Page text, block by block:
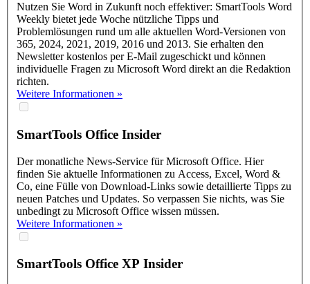
Nutzen Sie Word in Zukunft noch effektiver: SmartTools Word
Weekly bietet jede Woche nützliche Tipps und
Problemlösungen rund um alle aktuellen Word-Versionen von
365, 2024, 2021, 2019, 2016 und 2013. Sie erhalten den
Newsletter kostenlos per E-Mail zugeschickt und können
individuelle Fragen zu Microsoft Word direkt an die Redaktion
richten.
Weitere Informationen »
SmartTools Office Insider
Der monatliche News-Service für Microsoft Office. Hier
finden Sie aktuelle Informationen zu Access, Excel, Word &
Co, eine Fülle von Download-Links sowie detaillierte Tipps zu
neuen Patches und Updates. So verpassen Sie nichts, was Sie
unbedingt zu Microsoft Office wissen müssen.
Weitere Informationen »
SmartTools Office XP Insider